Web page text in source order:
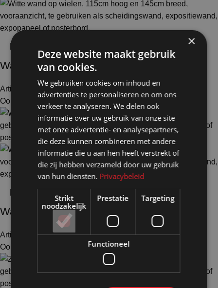
Wand wit op wielen HxB115x145cm
Artikelnummer: 10101
Ook te huur
Wand wit op wielen HxB115x186cm
Artikelnummer: 10102€354,00 Excl. BTW
Ook te huur
×
Deze website maakt gebruik
van cookies.
We gebruiken cookies om inhoud en
advertenties te personaliseren en om ons
verkeer te analyseren. We delen ook
informatie over uw gebruik van onze site
met onze advertentie- en analysepartners,
die deze kunnen combineren met andere
informatie die u aan hen heeft verstrekt of
die zij hebben verzameld door uw gebruik
van hun diensten. Privacybeleid
Strikt
noodzakelijk
Prestatie Targeting
Functioneel